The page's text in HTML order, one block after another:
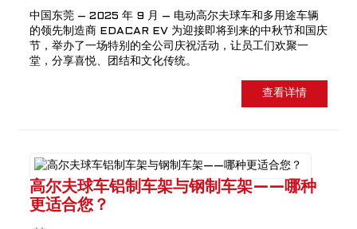
中国东莞 – 2025 年 9 月 – 电动高尔夫球车和多用途车辆
的领先制造商 EDACAR EV 为迎接即将到来的中秋节和国庆
节，举办了一场特别的全公司庆祝活动，让员工们欢聚一
堂，分享喜悦、团结和文化传统。
查看详情
高尔夫球车铝制车架与钢制车架——哪种
更适合您？